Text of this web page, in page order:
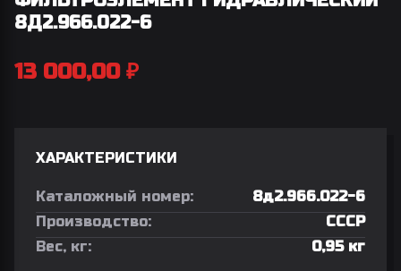
8Д2.966.022-6
13 000,00 ₽
ХАРАКТЕРИСТИКИ
Каталожный номер:
8д2.966.022-6
Производство:
СССР
Вес, кг:
0,95 кг